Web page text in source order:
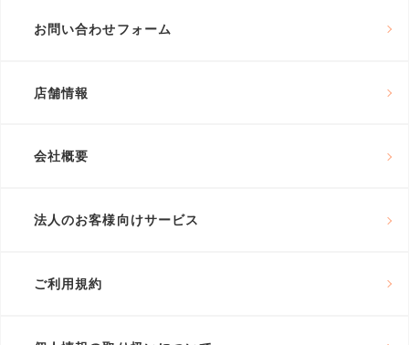
お問い合わせフォーム
店舗情報
会社概要
法人のお客様向けサービス
ご利用規約